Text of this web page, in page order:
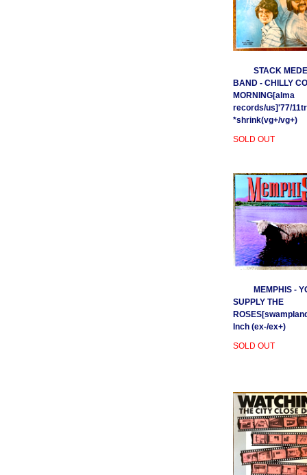
STACK
BAND - CHILLY
MORNING[alma
records/us]'77/
*shrink(vg+/vg+)
SOLD OUT
MEMPHIS -
SUPPLY THE
Inch (ex-/ex+)
SOLD OUT